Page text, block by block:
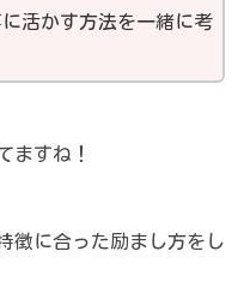
活かす方法を一緒に考
ますね！
徴に合った励まし方をし